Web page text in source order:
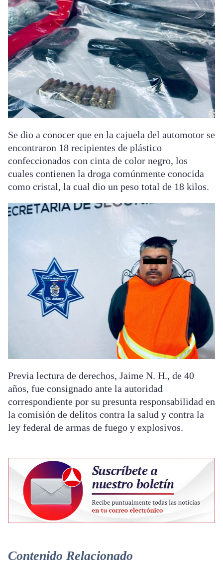
Se dio a conocer que en la cajuela del automotor se
encontraron 18 recipientes de plástico
confeccionados con cinta de color negro, los
cuales contienen la droga comúnmente conocida
como cristal, la cual dio un peso total de 18 kilos.
Previa lectura de derechos, Jaime N. H., de 40
años, fue consignado ante la autoridad
correspondiente por su presunta responsabilidad en
la comisión de delitos contra la salud y contra la
ley federal de armas de fuego y explosivos.
Contenido Relacionado